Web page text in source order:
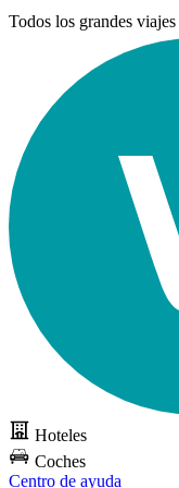
Todos los grandes viajes
Hoteles
Coches
Centro de ayuda